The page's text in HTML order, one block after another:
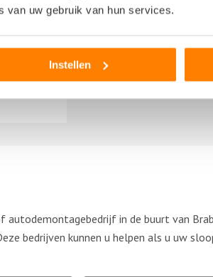
van uw gebruik van hun services.
Instellen
in de buurt van
bedrijven kunnen u helpen als u uw